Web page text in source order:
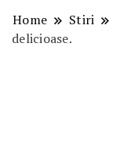
Home Stiri
delicioase.